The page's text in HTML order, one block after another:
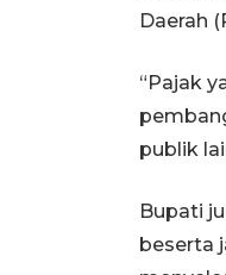
Daerah
“Pajak
publik
Bupati
beserta